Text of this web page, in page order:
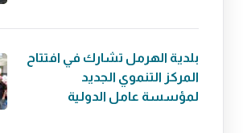
بلدية الهرمل تشارك في افتتاح
المركز التنموي الجديد
لمؤسسة عامل الدولية